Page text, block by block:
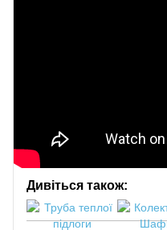
Дивіться також: